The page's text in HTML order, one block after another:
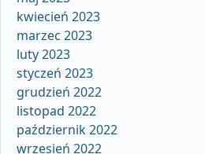
kwiecień 2023
marzec 2023
luty 2023
styczeń 2023
grudzień 2022
listopad 2022
październik 2022
wrzesień 2022